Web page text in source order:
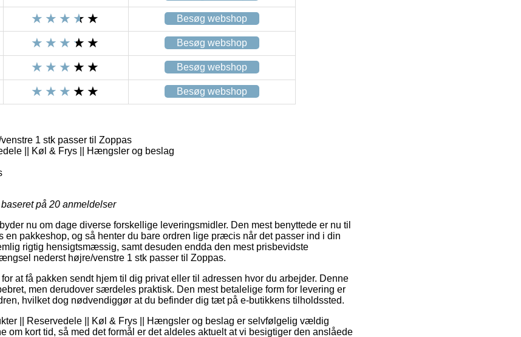
Besøg webshop
Besøg webshop
Besøg webshop
Besøg webshop
1 stk passer til Zoppas
|| Køl & Frys || Hængsler og beslag
på 20 anmeldelser
nu om dage diverse forskellige leveringsmidler. Den mest benyttede er nu til
en pakkeshop, og så henter du bare ordren lige præcis når det passer ind i din
rigtig hensigtsmæssig, samt desuden endda den mest prisbevidste
nederst højre/venstre 1 stk passer til Zoppas.
at få pakken sendt hjem til dig privat eller til adressen hvor du arbejder. Denne
men derudover særdeles praktisk. Den mest betalelige form for levering er
hvilket dog nødvendiggør at du befinder dig tæt på e-butikkens tilholdssted.
|| Reservedele || Køl & Frys || Hængsler og beslag er selvfølgelig vældig
om kort tid, så med det formål er det aldeles aktuelt at vi besigtiger den anslåede